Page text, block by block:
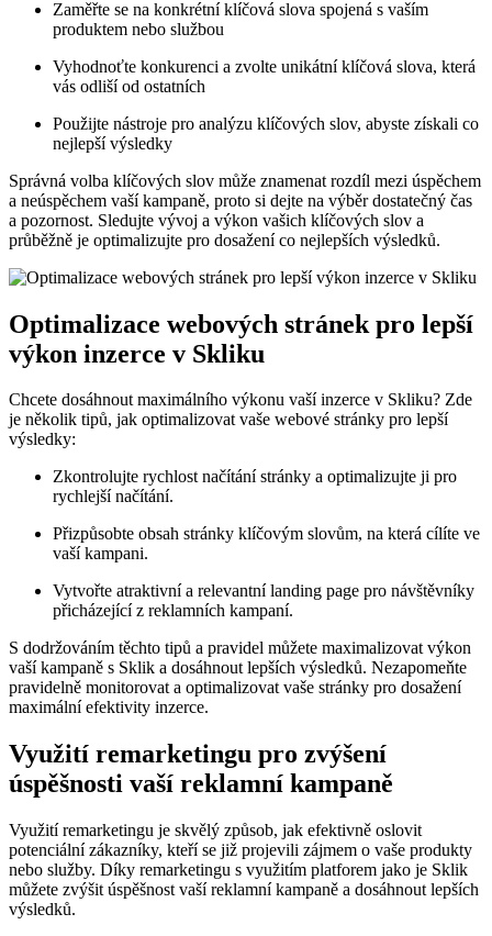
Zaměřte se na ‌konkrétní⁢ klíčová slova spojená s vaším ​
produktem nebo⁤ službou
Vyhodnoťte konkurenci a zvolte‍ unikátní klíčová slova, která
vás odliší od ostatních
Použijte⁤ nástroje pro analýzu klíčových slov, ‌abyste získali⁤ co
nejlepší výsledky
Správná ‍volba klíčových slov může znamenat rozdíl mezi úspěchem
a neúspěchem vaší kampaně, proto si dejte na ⁢výběr dostatečný⁣ čas
a pozornost. Sledujte vývoj a výkon ​vašich klíčových slov a
průběžně je optimalizujte pro dosažení co nejlepších výsledků.
Optimalizace webových stránek pro lepší
výkon inzerce v Skliku
Chcete dosáhnout maximálního výkonu vaší‍ inzerce v Skliku? ​Zde
je několik‍ tipů, jak optimalizovat vaše webové ⁢stránky​ pro lepší
výsledky:
Zkontrolujte rychlost ‌načítání stránky ‌a optimalizujte ‌ji pro
rychlejší načítání.
Přizpůsobte obsah stránky klíčovým slovům, na která cílíte ve
vaší kampani.
Vytvořte​ atraktivní a relevantní landing page pro návštěvníky
přicházející z reklamních⁣ kampaní.
S dodržováním těchto⁤ tipů a pravidel můžete maximalizovat výkon
vaší kampaně s Sklik a‍ dosáhnout lepších výsledků. Nezapomeňte
pravidelně monitorovat⁢ a optimalizovat vaše stránky ‍pro dosažení
maximální efektivity inzerce.
Využití remarketingu pro zvýšení
úspěšnosti vaší ‍reklamní kampaně
Využití remarketingu je skvělý způsob, ⁢jak efektivně oslovit
potenciální zákazníky, kteří se již projevili zájmem o​ vaše produkty
nebo služby. Díky remarketingu s využitím platforem jako je Sklik
můžete ‌zvýšit ‍úspěšnost⁤ vaší reklamní kampaně a dosáhnout lepších
výsledků.